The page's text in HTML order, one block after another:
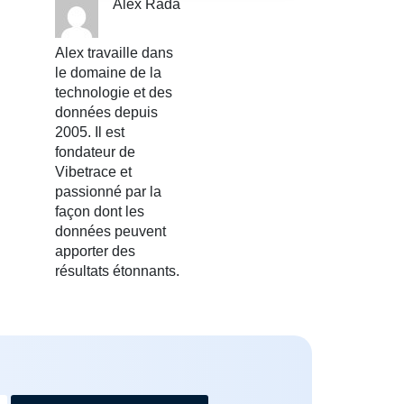
Alex Rada
Alex travaille dans
le domaine de la
technologie et des
données depuis
2005. Il est
fondateur de
Vibetrace et
passionné par la
façon dont les
données peuvent
apporter des
résultats étonnants.